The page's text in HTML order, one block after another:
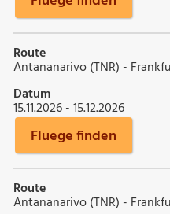
Route
Antananarivo (TNR) -
Datum
15.11.2026 - 15.12.2026
Fluege finden
Route
Antananarivo (TNR) -